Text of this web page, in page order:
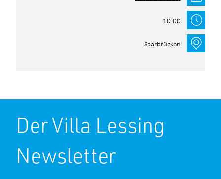
10:00
Saarbrücken
Der Villa Lessing
Newsletter